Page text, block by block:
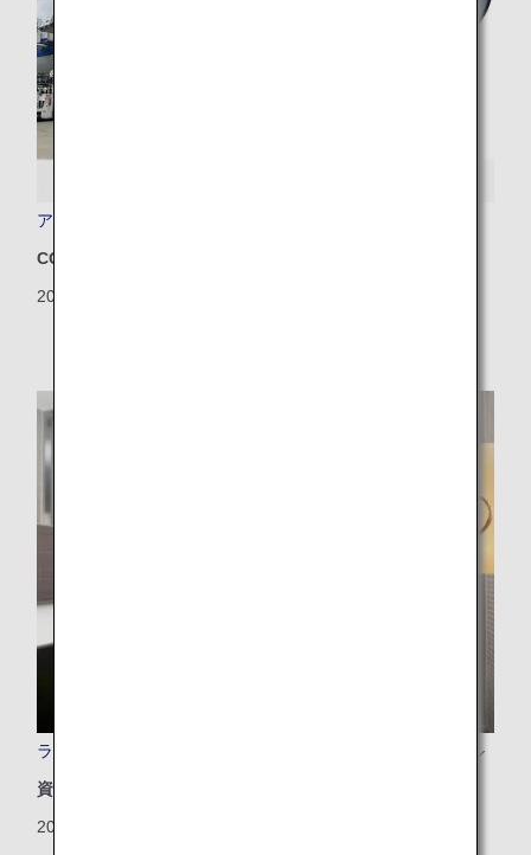
アジアで初！リブレット加工フィルム実装旅客機就航
CO2排出量削減
2025/08/08
ラウンジで提供するアメニティを新たな素材にリニューアル
資源
2025/06/20